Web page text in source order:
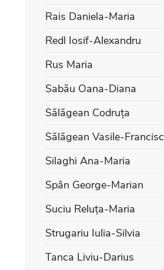
Rais Daniela-Maria
Redl Iosif-Alexandru
Rus Maria
Sabău Oana-Diana
Sălăgean Codruța
Sălăgean Vasile-Francisc
Silaghi Ana-Maria
Spân George-Marian
Suciu Reluța-Maria
Strugariu Iulia-Silvia
Tanca Liviu-Darius